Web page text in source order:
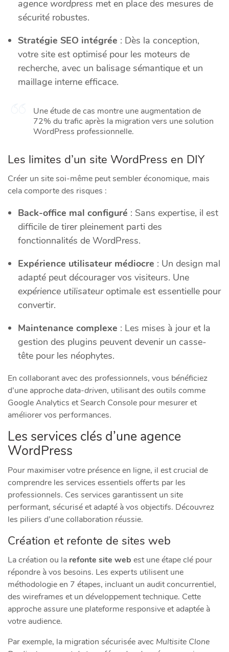
agence wordpress met en place des mesures de
sécurité robustes.
Stratégie SEO intégrée : Dès la conception,
votre site est optimisé pour les moteurs de
recherche, avec un balisage sémantique et un
maillage interne efficace.
Une étude de cas montre une augmentation de
72% du trafic après la migration vers une solution
WordPress professionnelle.
Les limites d’un site WordPress en DIY
Créer un site soi-même peut sembler économique, mais
cela comporte des risques :
Back-office mal configuré : Sans expertise, il est
difficile de tirer pleinement parti des
fonctionnalités de WordPress.
Expérience utilisateur médiocre : Un design mal
adapté peut décourager vos visiteurs. Une
expérience utilisateuroptimale est essentielle pour
convertir.
Maintenance complexe : Les mises à jour et la
gestion des plugins peuvent devenir un casse-
tête pour les néophytes.
En collaborant avec des professionnels, vous bénéficiez
d’une approchedata-driven, utilisant des outils comme
Google Analytics et Search Console pour mesurer et
améliorer vos performances.
Les services clés d’une agence
WordPress
Pour maximiser votre présence en ligne, il est crucial de
comprendre les services essentiels offerts par les
professionnels. Ces services garantissent un site
performant, sécurisé et adapté à vos objectifs. Découvrez
les piliers d’une collaboration réussie.
Création et refonte de sites web
La création ou la refonte site web est une étape clé pour
répondre à vos besoins. Les experts utilisent une
méthodologie en 7 étapes, incluant un audit concurrentiel,
des wireframes et un développement technique. Cette
approche assure une plateforme responsive et adaptée à
votre audience.
Par exemple, la migration sécurisée avec Multisite Clone